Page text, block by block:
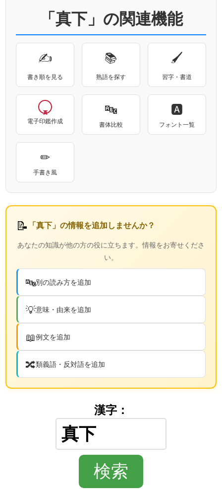
「真下」の関連機能
✍
書き順を見る
📚
熟語を探す
🖌
習字・書道
電子印鑑作成
🔤
書体比較
🅰
フォント一覧
✏
手書き風
📝 「真下」の情報を追加しませんか？
あなたの知識が他の方の役に立ちます。情報をお寄せくださ
い。
🔤別の読み方を追加
💡意味・由来を追加
📖例文を追加
🔀類義語・反対語を追加
漢字：